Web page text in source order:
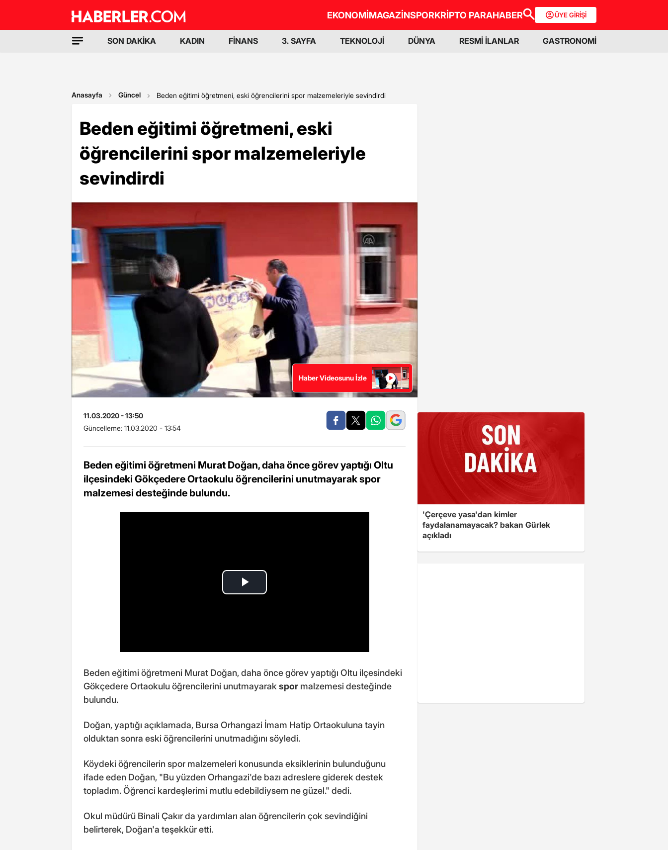
EKONOMİMAGAZİNSPORKRİPTO PARAHABER ÜYE GİRİŞİ
SON DAKİKA KADIN FİNANS 3. SAYFA TEKNOLOJİ DÜNYA RESMİ İLANLAR GASTRONOMİ
Anasayfa Güncel Beden eğitimi öğretmeni, eski öğrencilerini spor malzemeleriyle sevindirdi
Beden eğitimi öğretmeni, eski
öğrencilerini spor malzemeleriyle
sevindirdi
Haber Videosunu İzle
11.03.2020 - 13:50
Güncelleme: 11.03.2020 - 13:54
Beden eğitimi öğretmeni Murat Doğan, daha önce görev yaptığı Oltu
ilçesindeki Gökçedere Ortaokulu öğrencilerini unutmayarak spor
malzemesi desteğinde bulundu.
Beden eğitimi öğretmeni Murat Doğan, daha önce görev yaptığı Oltu ilçesindeki
Gökçedere Ortaokulu öğrencilerini unutmayarakspor malzemesi desteğinde
bulundu.
Doğan, yaptığı açıklamada, Bursa Orhangazi İmam Hatip Ortaokuluna tayin
olduktan sonra eski öğrencilerini unutmadığını söyledi.
Köydeki öğrencilerin spor malzemeleri konusunda eksiklerinin bulunduğunu
ifade eden Doğan, "Bu yüzden Orhangazi'de bazı adreslere giderek destek
topladım. Öğrenci kardeşlerimi mutlu edebildiysem ne güzel." dedi.
Okul müdürü Binali Çakır da yardımları alan öğrencilerin çok sevindiğini
belirterek, Doğan'a teşekkür etti.
'Çerçeve yasa'dan kimler
faydalanamayacak? bakan Gürlek
açıkladı